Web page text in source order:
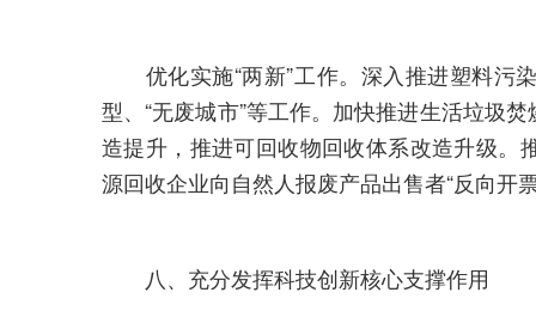
优化实施“两新”工作。深入推进塑料污
型、“无废城市”等工作。加快推进生活垃圾
造提升，推进可回收物回收体系改造升级。
源回收企业向自然人报废产品出售者“反向开
八、充分发挥科技创新核心支撑作用